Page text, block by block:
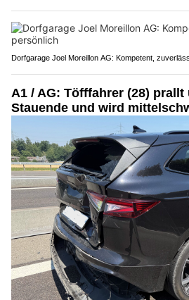
Dorfgarage Joel Moreillon AG: Kompetent,
A1 / AG: Töfffahrer (28)
Stauende und wird